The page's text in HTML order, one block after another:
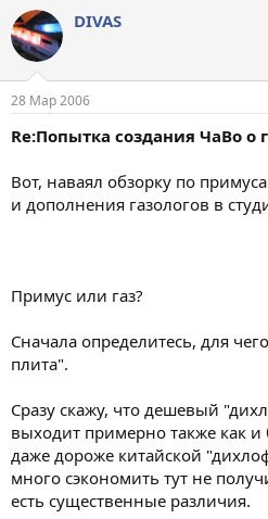
DIVAS
28 Мар 2006
Re:Попытка создания ЧаВо о
Вот, наваял обзорку по
и дополнения газологов в
Примус или газ?
Сначала определитесь, для
плита".
Сразу скажу, что дешевый
выходит примерно также как и
даже дороже китайской
много сэкономить тут не
есть существенные различия.